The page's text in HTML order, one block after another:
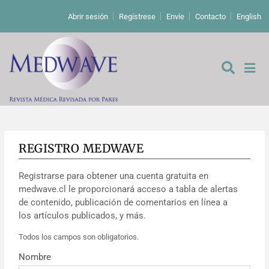
Abrir sesión Regístrese Envíe Contacto English
De los editores
Editoriales
Comentarios
Cartas a los editores
Estudios originales
Estudios cualitativos
REGISTRO MEDWAVE
Registrarse para obtener una cuenta gratuita en
medwave.cl le proporcionará acceso a tabla de alertas
de contenido, publicación de comentarios en línea a
los artículos publicados, y más.
Todos los campos son obligatorios.
Nombre